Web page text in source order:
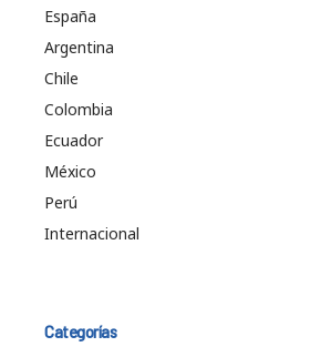
España
Argentina
Chile
Colombia
Ecuador
México
Perú
Internacional
Categorías